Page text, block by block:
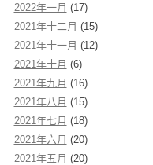
2022年一月 (17)
2021年十二月 (15)
2021年十一月 (12)
2021年十月 (6)
2021年九月 (16)
2021年八月 (15)
2021年七月 (18)
2021年六月 (20)
2021年五月 (20)